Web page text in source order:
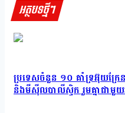
អត្ថបទថ្មីៗ
ប្រទេសចំនួន ១០ គាំទ្រអ៊ុយក្រែន
និងមីស៊ីលបាលីស្ទិក រួមគ្នាជាមួ